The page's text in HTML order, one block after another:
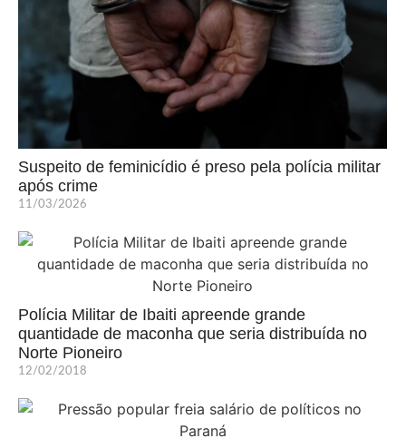
Suspeito de feminicídio é preso pela polícia militar
após crime
11/03/2026
Polícia Militar de Ibaiti apreende grande
quantidade de maconha que seria distribuída no
Norte Pioneiro
12/02/2018